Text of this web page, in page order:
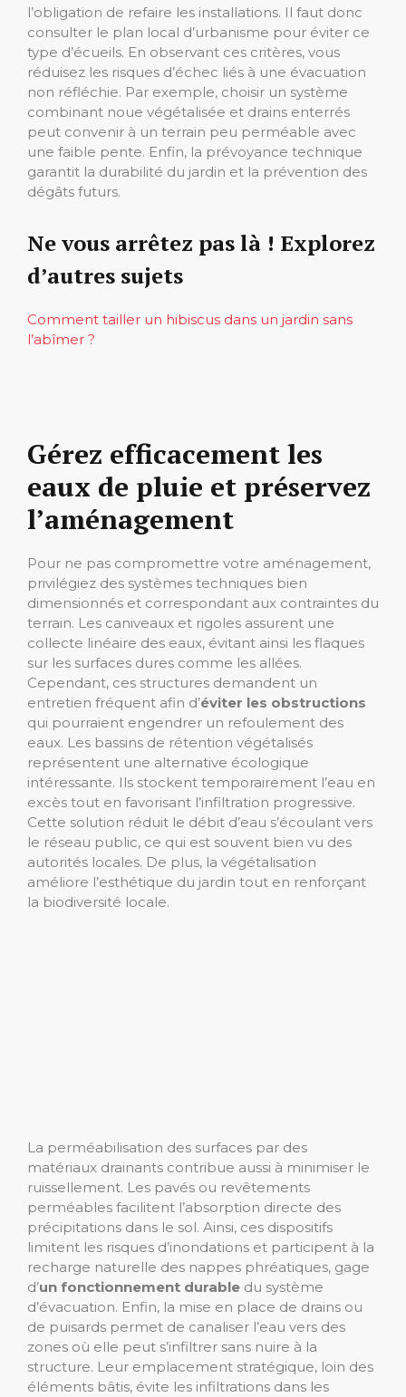
l’obligation de refaire les installations. Il faut donc
consulter le plan local d’urbanisme pour éviter ce
type d’écueils. En observant ces critères, vous
réduisez les risques d’échec liés à une évacuation
non réfléchie. Par exemple, choisir un système
combinant noue végétalisée et drains enterrés
peut convenir à un terrain peu perméable avec
une faible pente. Enfin, la prévoyance technique
garantit la durabilité du jardin et la prévention des
dégâts futurs.
Ne vous arrêtez pas là ! Explorez
d’autres sujets
Comment tailler un hibiscus dans un jardin sans
l’abîmer ?
Gérez efficacement les
eaux de pluie et préservez
l’aménagement
Pour ne pas compromettre votre aménagement,
privilégiez des systèmes techniques bien
dimensionnés et correspondant aux contraintes du
terrain. Les caniveaux et rigoles assurent une
collecte linéaire des eaux, évitant ainsi les flaques
sur les surfaces dures comme les allées.
Cependant, ces structures demandent un
entretien fréquent afin d’éviter les obstructions
qui pourraient engendrer un refoulement des
eaux. Les bassins de rétention végétalisés
représentent une alternative écologique
intéressante. Ils stockent temporairement l’eau en
excès tout en favorisant l’infiltration progressive.
Cette solution réduit le débit d’eau s’écoulant vers
le réseau public, ce qui est souvent bien vu des
autorités locales. De plus, la végétalisation
améliore l’esthétique du jardin tout en renforçant
la biodiversité locale.
La perméabilisation des surfaces par des
matériaux drainants contribue aussi à minimiser le
ruissellement. Les pavés ou revêtements
perméables facilitent l’absorption directe des
précipitations dans le sol. Ainsi, ces dispositifs
limitent les risques d’inondations et participent à la
recharge naturelle des nappes phréatiques, gage
d’un fonctionnement durable du système
d’évacuation. Enfin, la mise en place de drains ou
de puisards permet de canaliser l’eau vers des
zones où elle peut s’infiltrer sans nuire à la
structure. Leur emplacement stratégique, loin des
éléments bâtis, évite les infiltrations dans les